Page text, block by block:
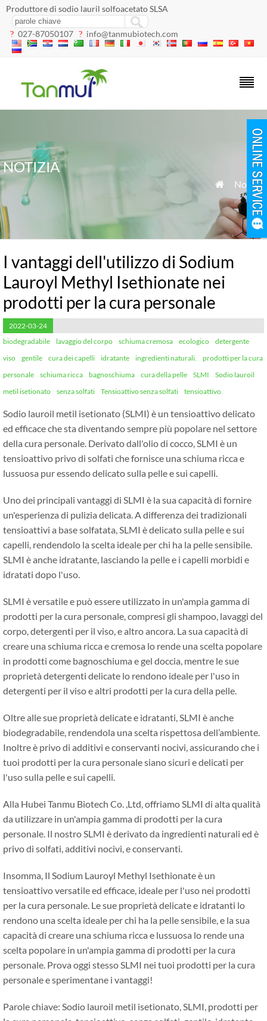
Produttore di sodio lauril solfoacetato SLSA
? 027-87050107 ? info@tanmubiotech.com
NOTIZIA
 Notizia
I vantaggi dell'utilizzo di Sodium
Lauroyl Methyl Isethionate nei
prodotti per la cura personale
2022-03-24
biodegradabile
lavaggio del corpo schiuma cremosa ecologico
detergente
viso
gentile cura dei capelli idratante ingredienti naturali.
prodotti per la cura
personale
schiuma ricca bagnoschiuma cura della pelle SLMI
Sodio lauroil
metil isetionato
senza solfati Tensioattivo senza solfati tensioattivo.
Sodio lauroil metil isetionato (SLMI) è un tensioattivo delicato
ed efficace che sta diventando sempre più popolare nel settore
della cura personale. Derivato dall'olio di cocco, SLMI è un
tensioattivo privo di solfati che fornisce una schiuma ricca e
lussuosa pur essendo delicato sulla pelle e sui capelli.
Uno dei principali vantaggi di SLMI è la sua capacità di fornire
un'esperienza di pulizia delicata. A differenza dei tradizionali
tensioattivi a base solfatata, SLMI è delicato sulla pelle e sui
capelli, rendendolo la scelta ideale per chi ha la pelle sensibile.
SLMI è anche idratante, lasciando la pelle e i capelli morbidi e
idratati dopo l'uso.
SLMI è versatile e può essere utilizzato in un'ampia gamma di
prodotti per la cura personale, compresi gli shampoo, lavaggi del
corpo, detergenti per il viso, e altro ancora. La sua capacità di
creare una schiuma ricca e cremosa lo rende una scelta popolare
in prodotti come bagnoschiuma e gel doccia, mentre le sue
proprietà detergenti delicate lo rendono ideale per l'uso in
detergenti per il viso e altri prodotti per la cura della pelle.
Oltre alle sue proprietà delicate e idratanti, SLMI è anche
biodegradabile, rendendola una scelta rispettosa dell’ambiente.
Inoltre è privo di additivi e conservanti nocivi, assicurando che i
tuoi prodotti per la cura personale siano sicuri e delicati per
l'uso sulla pelle e sui capelli.
Alla Hubei Tanmu Biotech Co. ,Ltd, offriamo SLMI di alta qualità
da utilizzare in un'ampia gamma di prodotti per la cura
personale. Il nostro SLMI è derivato da ingredienti naturali ed è
privo di solfati, additivi nocivi, e conservanti.
Insomma, Il Sodium Lauroyl Methyl Isethionate è un
tensioattivo versatile ed efficace, ideale per l'uso nei prodotti
per la cura personale. Le sue proprietà delicate e idratanti lo
rendono una scelta ideale per chi ha la pelle sensibile, e la sua
capacità di creare una schiuma ricca e lussuosa lo rende una
scelta popolare in un'ampia gamma di prodotti per la cura
personale. Prova oggi stesso SLMI nei tuoi prodotti per la cura
personale e sperimentane i vantaggi!
Parole chiave: Sodio lauroil metil isetionato, SLMI, prodotti per